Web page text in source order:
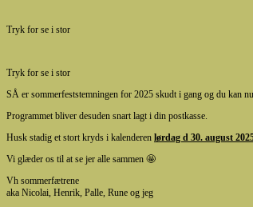
Tryk for se i stor
Tryk for se i stor
SÅ er sommerfeststemningen for 2025 skudt i gang og du kan
Programmet bliver desuden snart lagt i din postkasse.
Husk stadig et stort kryds i kalenderen lørdag d 30. august
Vi glæder os til at se jer alle sammen 🤩
Vh sommerfætrene
aka Nicolai, Henrik, Palle, Rune og jeg